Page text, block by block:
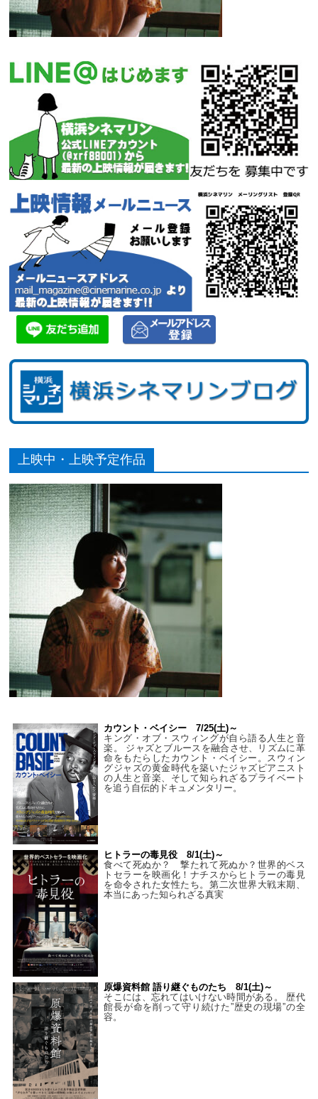
上映中・上映予定作品
カウント・ベイシー 7/25(土)～
キング・オブ・スウィングが自ら語る人生と音
楽。 ジャズとブルースを融合させ、リズムに革
命をもたらしたカウント・ベイシー。スウィン
グジャズの黄金時代を築いたジャズピアニスト
の人生と音楽、そして知られざるプライベート
を追う自伝的ドキュメンタリー。
ヒトラーの毒見役 8/1(土)～
食べて死ぬか？ 撃たれて死ぬか？世界的ベス
トセラーを映画化！ナチスからヒトラーの毒見
を命令された女性たち。第二次世界大戦末期、
本当にあった知られざる真実
原爆資料館 語り継ぐものたち 8/1(土)～
そこには、忘れてはいけない時間がある。 歴代
館長が命を削って守り続けた”歴史の現場”の全
容。